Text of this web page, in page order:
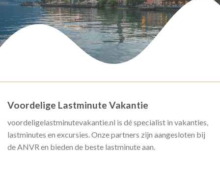
Voordelige Lastminute Vakantie
voordeligelastminutevakantie.nl is dé specialist in vakanties,
lastminutes en excursies. Onze partners zijn aangesloten bij
de ANVR en bieden de beste lastminute aan.